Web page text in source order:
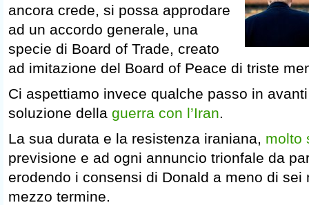
ancora crede, si possa approdare
ad un accordo generale, una
specie di Board of Trade, creato
ad imitazione del Board of Peace di triste
Ci aspettiamo invece qualche passo in
soluzione della guerra con l’Iran.
La sua durata e la resistenza iraniana, molto
previsione e ad ogni annuncio trionfale da
erodendo i consensi di Donald a meno di sei
mezzo termine.